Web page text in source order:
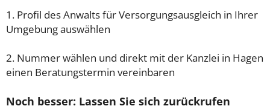
1. Profil des Anwalts für Versorgungsausgleich in Ihrer
Umgebung auswählen
2. Nummer wählen und direkt mit der Kanzlei in Hagen
einen Beratungstermin vereinbaren
Noch besser: Lassen Sie sich zurückrufen